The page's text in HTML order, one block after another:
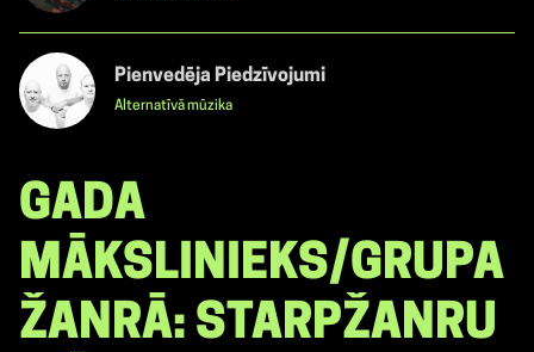
Pienvedēja Piedzīvojumi
Alternatīvā mūzika
GADA
MĀKSLINIEKS/GRUPA
ŽANRĀ: STARPŽANRU